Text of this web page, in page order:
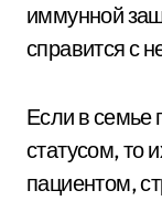
иммунной
справится с
Если в семье
статусом, то
пациентом,